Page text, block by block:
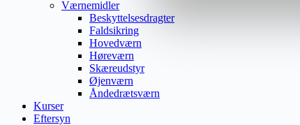
Værnemidler
Beskyttelsesdragter
Faldsikring
Hovedværn
Høreværn
Skæreudstyr
Øjenværn
Åndedrætsværn
Kurser
Eftersyn